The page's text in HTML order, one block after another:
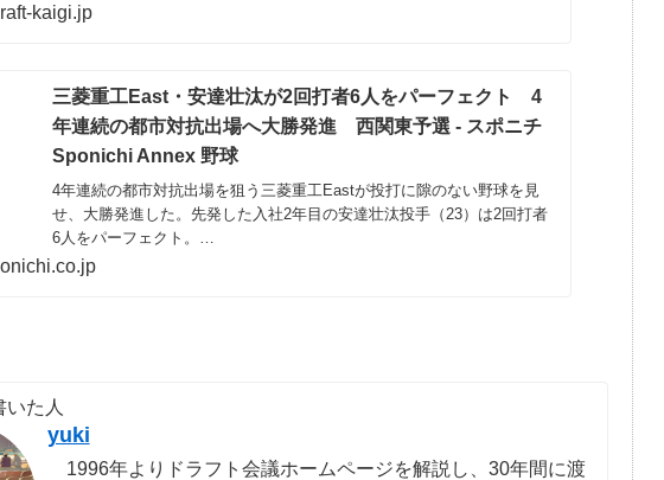
kaigi.jp
三菱重工East・安達壮汰が2回打者6人をパーフェクト 4
年連続の都市対抗出場へ大勝発進 西関東予選 - スポニチ
Sponichi Annex 野球
4年連続の都市対抗出場を狙う三菱重工Eastが投打に隙のない野球を見
せ、大勝発進した。先発した入社2年目の安達壮汰投手（23）は2回打者
6人をパーフェクト。…
いた人
yuki
1996年よりドラフト会議ホームページを解説し、30年間に渡